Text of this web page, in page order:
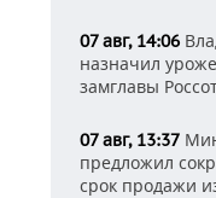
07 авг, 14:06
назначил
замглавы
07 авг, 13:37
предложил
срок продажи